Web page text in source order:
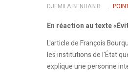
DJEMILA BENHABIB
En réaction au texte
L'article de François
les institutions de l'État
explique une personne